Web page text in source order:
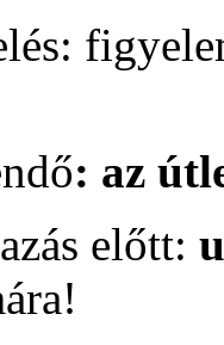
: az
előtt: